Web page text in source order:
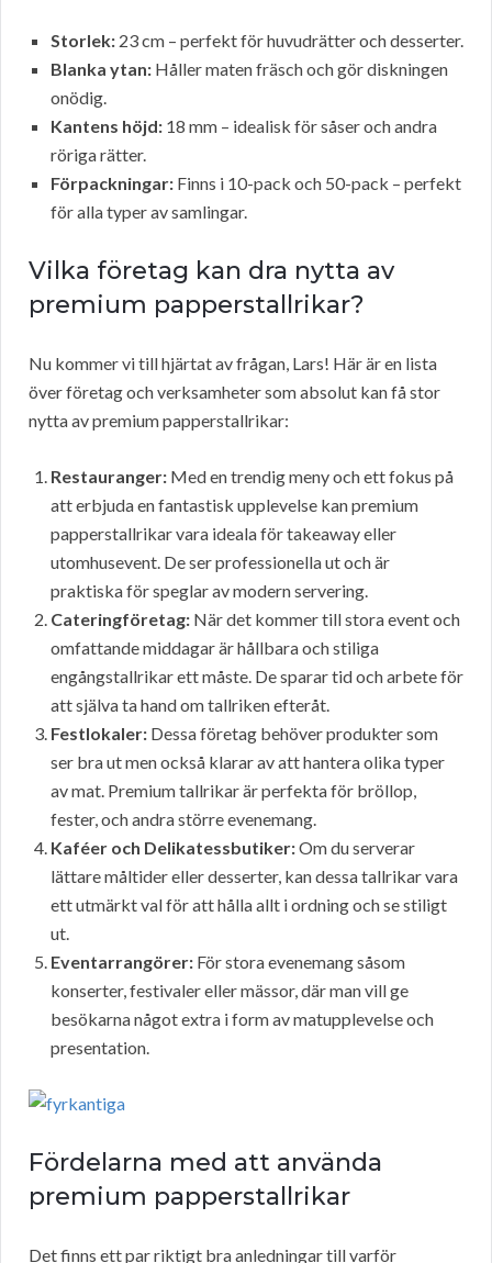
Storlek: 23 cm – perfekt för huvudrätter och desserter.
Blanka ytan: Håller maten fräsch och gör diskningen
onödig.
Kantens höjd: 18 mm – idealisk för såser och andra
röriga rätter.
Förpackningar: Finns i 10-pack och 50-pack – perfekt
för alla typer av samlingar.
Vilka företag kan dra nytta av
premium papperstallrikar?
Nu kommer vi till hjärtat av frågan, Lars! Här är en lista
över företag och verksamheter som absolut kan få stor
nytta av premium papperstallrikar:
Restauranger: Med en trendig meny och ett fokus på
att erbjuda en fantastisk upplevelse kan premium
papperstallrikar vara ideala för takeaway eller
utomhusevent. De ser professionella ut och är
praktiska för speglar av modern servering.
Cateringföretag: När det kommer till stora event och
omfattande middagar är hållbara och stiliga
engångstallrikar ett måste. De sparar tid och arbete för
att själva ta hand om tallriken efteråt.
Festlokaler: Dessa företag behöver produkter som
ser bra ut men också klarar av att hantera olika typer
av mat. Premium tallrikar är perfekta för bröllop,
fester, och andra större evenemang.
Kaféer och Delikatessbutiker:Om du serverar
lättare måltider eller desserter, kan dessa tallrikar vara
ett utmärkt val för att hålla allt i ordning och se stiligt
ut.
Eventarrangörer: För stora evenemang såsom
konserter, festivaler eller mässor, där man vill ge
besökarna något extra i form av matupplevelse och
presentation.
Fördelarna med att använda
premium papperstallrikar
Det finns ett par riktigt bra anledningar till varför